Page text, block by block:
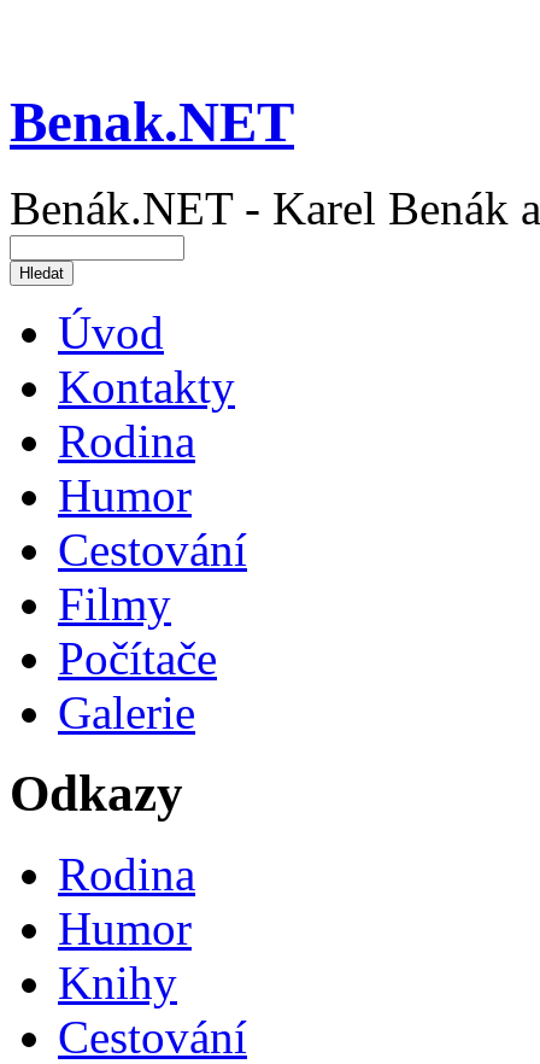
Benak.NET
Benák.NET - Karel Benák
Úvod
Kontakty
Rodina
Humor
Cestování
Filmy
Počítače
Galerie
Odkazy
Rodina
Humor
Knihy
Cestování